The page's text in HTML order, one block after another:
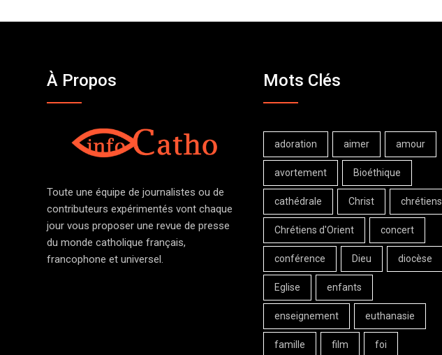
À Propos
Toute une équipe de journalistes ou de
contributeurs expérimentés vont chaque
jour vous proposer une revue de presse
du monde catholique français,
francophone et universel.
Mots Clés
adoration aimer amour
avortement Bioéthique
cathédrale Christ chrétiens
Chrétiens d'Orient concert
conférence Dieu diocèse
Eglise enfants
enseignement euthanasie
famille film foi